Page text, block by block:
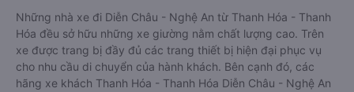
Những nhà xe đi Diễn Châu - Nghệ An từ Thanh Hóa - Thanh
Hóa đều sở hữu những xe giường nằm chất lượng cao. Trên
xe được trang bị đầy đủ các trang thiết bị hiện đại phục vụ
cho nhu cầu di chuyển của hành khách. Bên cạnh đó, các
hãng xe khách Thanh Hóa - Thanh Hóa Diễn Châu - Nghệ An